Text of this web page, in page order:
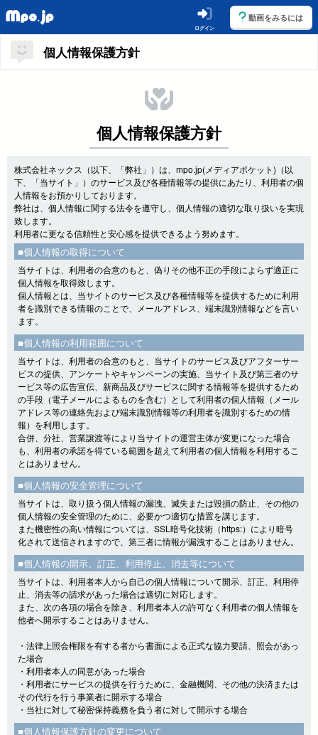
ログイン
動画をみるには
個人情報保護方針
個人情報保護方針
株式会社ネックス（以下、「弊社」）は、mpo.jp(メディアポケット)（以
下、「当サイト」）のサービス及び各種情報等の提供にあたり、利用者の個
人情報をお預かりしております。
弊社は、個人情報に関する法令を遵守し、個人情報の適切な取り扱いを実現
致します。
利用者に更なる信頼性と安心感を提供できるよう努めます。
■個人情報の取得について
当サイトは、利用者の合意のもと、偽りその他不正の手段によらず適正に
個人情報を取得致します。
個人情報とは、当サイトのサービス及び各種情報等を提供するために利用
者を識別できる情報のことで、メールアドレス、端末識別情報などを言い
ます。
■個人情報の利用範囲について
当サイトは、利用者の合意のもと、当サイトのサービス及びアフターサー
ビスの提供、アンケートやキャンペーンの実施、当サイト及び第三者のサ
ービス等の広告宣伝、新商品及びサービスに関する情報等を提供するため
の手段（電子メールによるものを含む）として利用者の個人情報（メール
アドレス等の連絡先および端末識別情報等の利用者を識別するための情
報）を利用します。
合併、分社、営業譲渡等により当サイトの運営主体が変更になった場合
も、利用者の承諾を得ている範囲を超えて利用者の個人情報を利用するこ
とはありません。
■個人情報の安全管理について
当サイトは、取り扱う個人情報の漏洩、滅失または毀損の防止、その他の
個人情報の安全管理のために、必要かつ適切な措置を講じます。
また機密性の高い情報については、SSL暗号化技術（https:）により暗号
化されて送信されますので、第三者に情報が漏洩することはありません。
■個人情報の開示、訂正、利用停止、消去等について
当サイトは、利用者本人から自己の個人情報について開示、訂正、利用停
止、消去等の請求があった場合は適切に対応します。
また、次の各項の場合を除き、利用者本人の許可なく利用者の個人情報を
他者へ開示することはありません。
・法律上照会権限を有する者から書面による正式な協力要請、照会があっ
た場合
・利用者本人の同意があった場合
・利用者にサービスの提供を行うために、金融機関、その他の決済または
その代行を行う事業者に開示する場合
・当社に対して秘密保持義務を負う者に対して開示する場合
■個人情報保護方針の変更について